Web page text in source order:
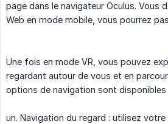
page dans le navigateur Oculus. Vous
Web en mode mobile, vous pourrez
Une fois en mode VR, vous pouvez
regardant autour de vous et en
options de navigation sont disponibles
un. Navigation du regard : utilisez